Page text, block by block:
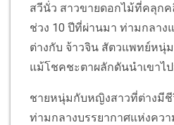
สวีนั่ว สาวขายดอกไม้ที่คลุก
ช่วง 10 ปีที่ผ่านมา ท่ามกลาง
ต่างกับ จ้าวจิน สัตวแพทย์หนุ่
แม้โชคชะตาผลักดันนำเขาไ
ชายหนุ่มกับหญิงสาวที่ต่างมีชี
ท่ามกลางบรรยากาศแห่งคว